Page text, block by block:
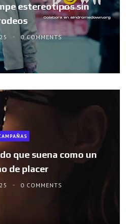
estereotipos sin
0 COMMENTS
que suena como un
de placer
0 COMMENTS